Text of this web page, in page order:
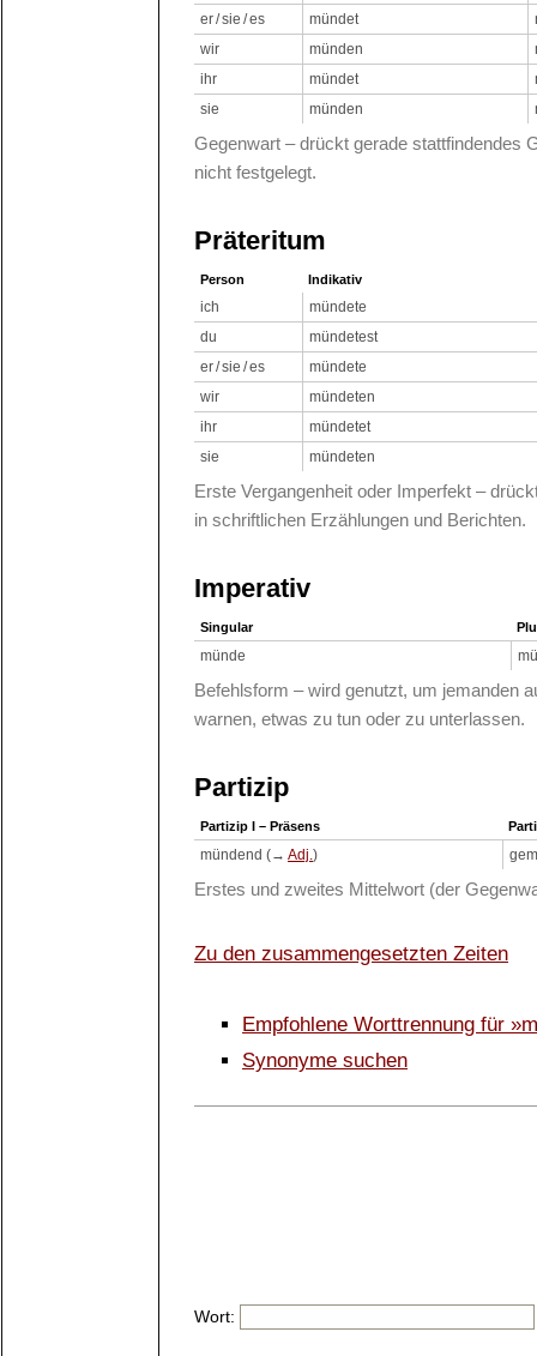
er / sie / es
mündet
wir
münden
ihr
mündet
sie
münden
Gegenwart – drückt gerade stattfindendes
nicht festgelegt.
Präteritum
Person Indikativ
ich
mündete
du
mündetest
er / sie / es
mündete
wir
mündeten
ihr
mündetet
sie
mündeten
Erste Vergangenheit oder Imperfekt –
in schriftlichen Erzählungen und Berichten.
Imperativ
Singular
münde
Befehlsform – wird genutzt, um jemanden
warnen, etwas zu tun oder zu unterlassen.
Partizip
Partizip I – Präsens
mündend (→ Adj.)
Erstes und zweites Mittelwort (der
Zu den zusammengesetzten Zeiten
Empfohlene Worttrennung für
Synonyme suchen
Wort: